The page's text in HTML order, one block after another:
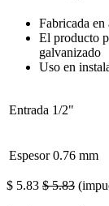
Fabricada
El producto
galvanizado
Uso en
Entrada 1/2"
Espesor 0.76 mm
$ 5.83 $5.83